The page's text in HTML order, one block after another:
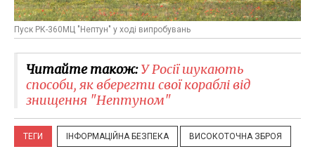
Пуск РК-360МЦ "Нептун" у ході випробувань
Читайте також:У Росії шукають
способи, як вберегти свої кораблі від
знищення "Нептуном"
ТЕГИ ІНФОРМАЦІЙНА БЕЗПЕКА ВИСОКОТОЧНА ЗБРОЯ